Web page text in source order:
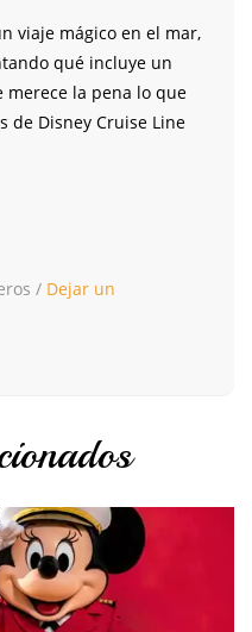
viaje mágico en el mar,
qué incluye un
merece la pena lo que
de Disney Cruise Line
/ Dejar un